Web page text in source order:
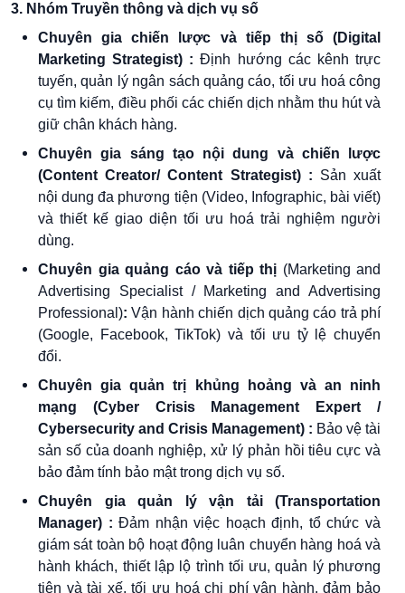
3. Nhóm Truyền thông và dịch vụ số
Chuyên gia chiến lược và tiếp thị số (Digital
Marketing Strategist) : Định hướng các kênh trực
tuyến, quản lý ngân sách quảng cáo, tối ưu hoá công
cụ tìm kiếm, điều phối các chiến dịch nhằm thu hút và
giữ chân khách hàng.
Chuyên gia sáng tạo nội dung và chiến lược
(Content Creator/ Content Strategist) : Sản xuất
nội dung đa phương tiện (Video, Infographic, bài viết)
và thiết kế giao diện tối ưu hoá trải nghiệm người
dùng.
Chuyên gia quảng cáo và tiếp thị (Marketing and
Advertising Specialist / Marketing and Advertising
Professional): Vận hành chiến dịch quảng cáo trả phí
(Google, Facebook, TikTok) và tối ưu tỷ lệ chuyển
đổi.
Chuyên gia quản trị khủng hoảng và an ninh
mạng (Cyber Crisis Management Expert /
Cybersecurity and Crisis Management) : Bảo vệ tài
sản số của doanh nghiệp, xử lý phản hồi tiêu cực và
bảo đảm tính bảo mật trong dịch vụ số.
Chuyên gia quản lý vận tải (Transportation
Manager) : Đảm nhận việc hoạch định, tổ chức và
giám sát toàn bộ hoạt động luân chuyển hàng hoá và
hành khách, thiết lập lộ trình tối ưu, quản lý phương
tiện và tài xế, tối ưu hoá chi phí vận hành, đảm bảo